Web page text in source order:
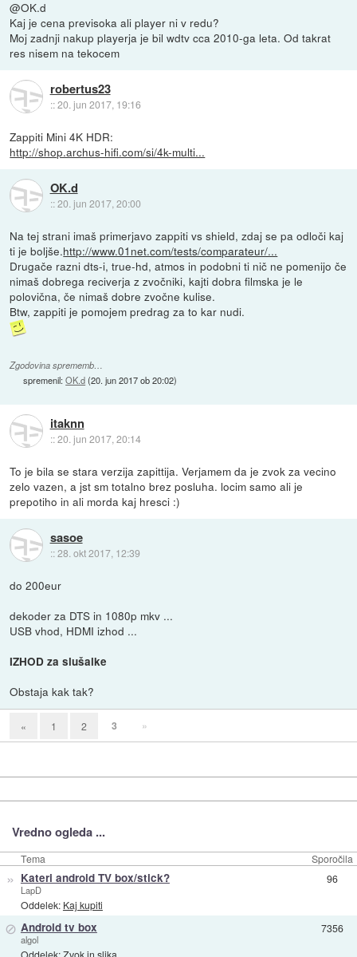
@OK.d
Kaj je cena previsoka ali player ni v redu?
Moj zadnji nakup playerja je bil wdtv cca 2010-ga leta. Od takrat
res nisem na tekocem
robertus23
::20. jun 2017, 19:16
Zappiti Mini 4K HDR:
http://shop.archus-hifi.com/si/4k-multi...
OK.d
::20. jun 2017, 20:00
Na tej strani imaš primerjavo zappiti vs shield, zdaj se pa odloči kaj
ti je boljše.http://www.01net.com/tests/comparateur/...
Drugače razni dts-i, true-hd, atmos in podobni ti nič ne pomenijo če
nimaš dobrega reciverja z zvočniki, kajti dobra filmska je le
polovična, če nimaš dobre zvočne kulise.
Btw, zappiti je pomojem predrag za to kar nudi.
Zgodovina sprememb…
spremenil:OK.d(20. jun 2017 ob 20:02)
itaknn
::20. jun 2017, 20:14
To je bila se stara verzija zapittija. Verjamem da je zvok za vecino
zelo vazen, a jst sm totalno brez posluha. locim samo ali je
prepotiho in ali morda kaj hresci :)
sasoe
::28. okt 2017, 12:39
do 200eur
dekoder za DTS in 1080p mkv ...
USB vhod, HDMI izhod ...
IZHOD za slušalke
Obstaja kak tak?
« 1 2 3 »
Vredno ogleda ...
Tema Sporočila
» Kateri android TV box/stick?
LapD
Oddelek: Kaj kupiti
96
⊘ Android tv box
algol
7356